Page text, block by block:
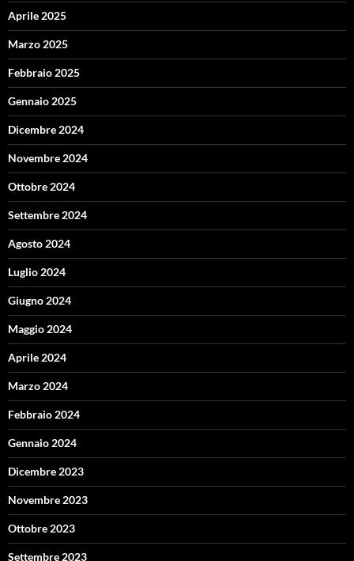
Aprile 2025
Marzo 2025
Febbraio 2025
Gennaio 2025
Dicembre 2024
Novembre 2024
Ottobre 2024
Settembre 2024
Agosto 2024
Luglio 2024
Giugno 2024
Maggio 2024
Aprile 2024
Marzo 2024
Febbraio 2024
Gennaio 2024
Dicembre 2023
Novembre 2023
Ottobre 2023
Settembre 2023